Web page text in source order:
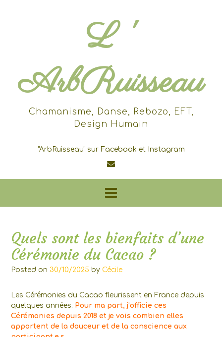
L '
ArbRuisseau
Chamanisme, Danse, Rebozo, EFT,
Design Humain
"ArbRuisseau" sur Facebook et Instagram
Quels sont les bienfaits d’une
Cérémonie du Cacao ?
Posted on 30/10/2025 by Cécile
Les Cérémonies du Cacao fleurissent en France depuis
quelques années. Pour ma part, j’officie ces
Cérémonies depuis 2018 et je vois combien elles
apportent de la douceur et de la conscience aux